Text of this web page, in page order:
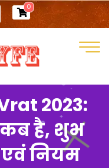
0
2023:
कब है, शुभ
एवं नियम